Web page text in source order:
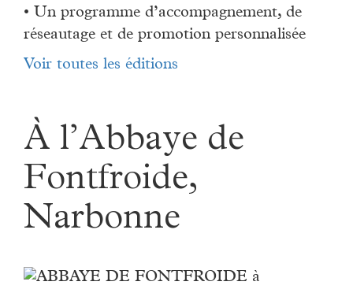
• Un programme d’accompagnement, de
réseautage et de promotion personnalisée
Voir toutes les éditions
À l’Abbaye de
Fontfroide,
Narbonne